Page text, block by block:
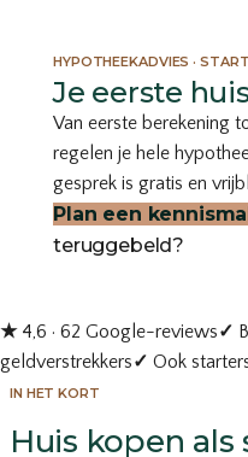
HYPOTHEEKADVIES ·
Je eerste
Van eerste berekening
regelen je hele
gesprek is gratis en
Plan een
teruggebeld?
★4,6 · 62 Google-reviews✓
geldverstrekkers✓ Ook
IN HET KORT
Huis kopen als